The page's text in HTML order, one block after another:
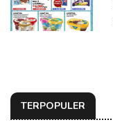
TERPOPULER